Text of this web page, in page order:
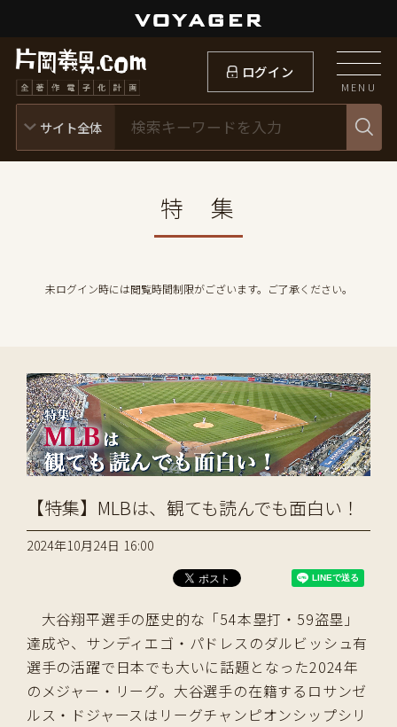
ログイン
MENU
特 集
未ログイン時には閲覧時間制限がございます。ご了承ください。
【特集】MLBは、観ても読んでも面白い！
2024年10月24日 16:00
大谷翔平選手の歴史的な「54本塁打・59盗塁」
達成や、サンディエゴ・パドレスのダルビッシュ有
選手の活躍で日本でも大いに話題となった2024年
のメジャー・リーグ。大谷選手の在籍するロサンゼ
ルス・ドジャースはリーグチャンピオンシップシリ